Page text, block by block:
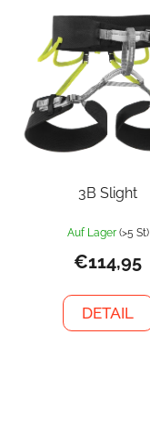
3B Slight
Auf Lager (>5 St)
€114,95
DETAIL